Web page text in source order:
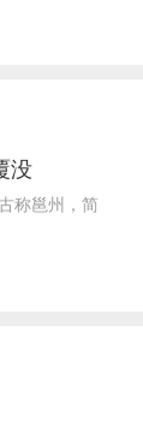
没
称邕州，简